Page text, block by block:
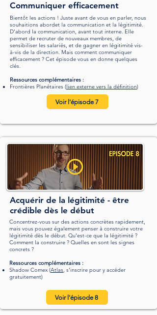
Communiquer efficacement
Bientôt les actions ! Juste avant de vous en parler, nous
souhaitions abordet la communication et la légitimité.
D'abord la communication, avant tout interne. Elle
permet de recruter de nouveaux membres, de
sensibiliser les salariés, et de gagner en légitimité vis-
à-vis de la direction. Mais comment communiquer
efficacement ? Cet épisode vous en donne quelques
clés.
Ressources complémentaires :
Frontières Planétaires (lien externe vers la définition)
Voir l'épisode 7
Acquérir de la légitimité - être
crédible dès le début
Concentrez-vous sur des actions concrètes rapidement,
mais vous pouvez également penser à construire votre
légitimité dès le début. Qu'est-ce que la légitimité ?
Comment la construire ? Quelles en sont les signes
concrets ?
Ressources complémentaires :
Shadow Comex​ (Atlas, s'inscrire pour y accéder
gratuitement)
Voir l'épisode 8